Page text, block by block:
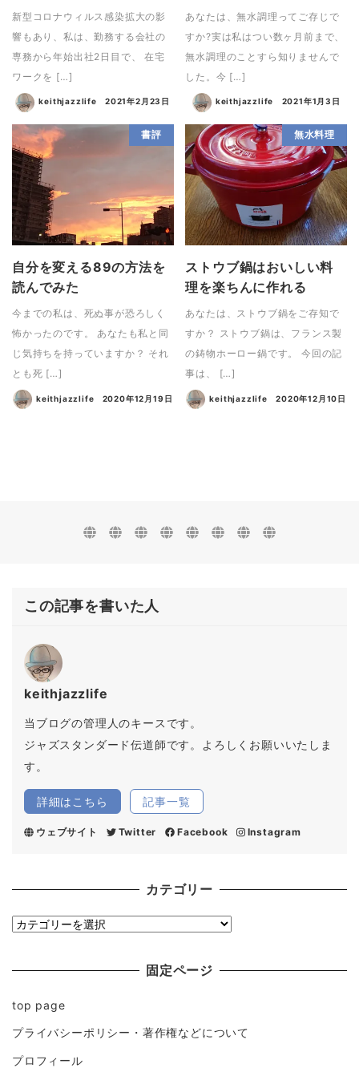
新型コロナウィルス感染拡大の影
響もあり、私は、勤務する会社の
専務から年始出社2日目で、 在宅
ワークを […]
keithjazzlife 2021年2月23日
あなたは、無水調理ってご存じで
すか?実は私はつい数ヶ月前まで、
無水調理のことすら知りませんで
した。今 […]
keithjazzlife 2021年1月3日
書評
自分を変える89の方法を
読んでみた
今までの私は、死ぬ事が恐ろしく
怖かったのです。 あなたも私と同
じ気持ちを持っていますか？ それ
とも死 […]
keithjazzlife 2020年12月19日
無水料理
ストウブ鍋はおいしい料
理を楽ちんに作れる
あなたは、ストウブ鍋をご存知で
すか？ ストウブ鍋は、フランス製
の鋳物ホーロー鍋です。 今回の記
事は、 […]
keithjazzlife 2020年12月10日
この記事を書いた人
keithjazzlife
当ブログの管理人のキースです。
ジャズスタンダード伝道師です。よろしくお願いいたしま
す。
詳細はこちら 記事一覧
ウェブサイト Twitter Facebook Instagram
カテゴリー
カ
ー
固定ページ
top page
プライバシーポリシー・著作権などについて
プロフィール